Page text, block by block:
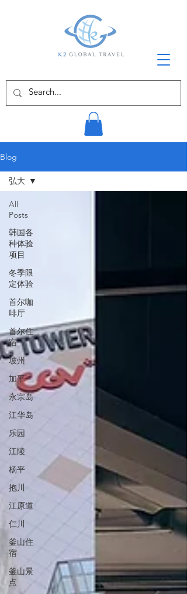
Blog
All
Posts
韩国各
种体验
项目
冬季限
定体验
首尔咖
啡厅
首尔住
宿
坡州
加平
永宗岛
江华岛
乐园
江陵
杨平
抱川
江原道
仁川
釜山住
宿
釜山景
点
弘大